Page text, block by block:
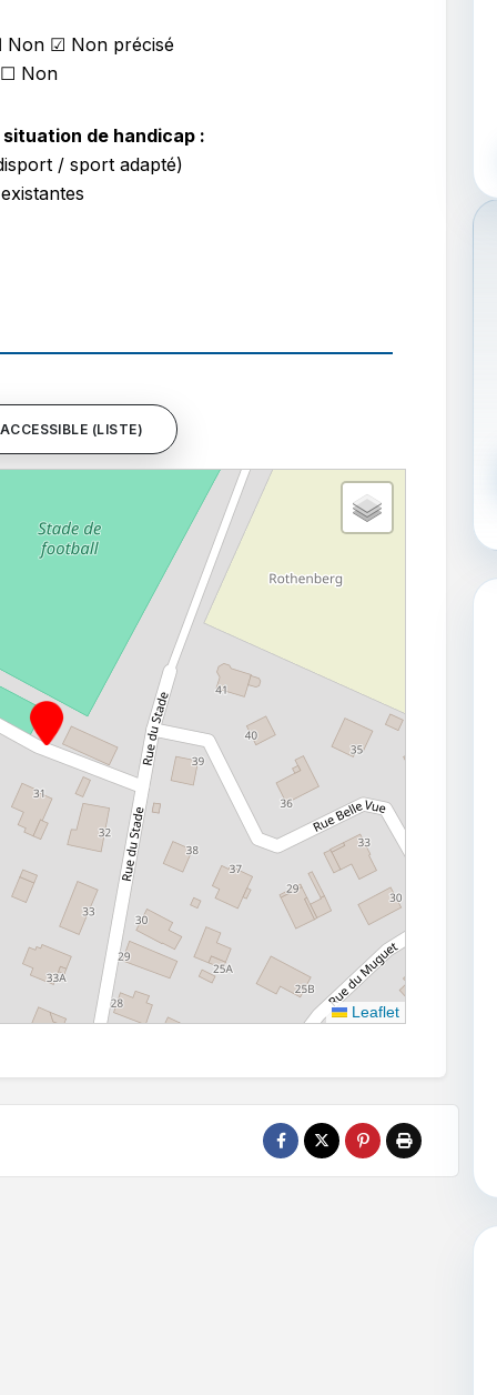
☑ Non précisé
Non
de handicap :
/ sport adapté)
(LISTE)
Leaflet